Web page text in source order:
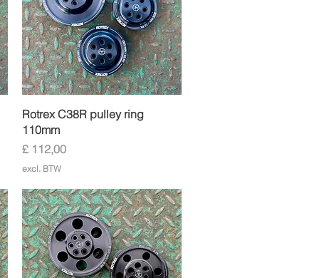
Snel overzicht
Rotrex C38R pulley ring
110mm
Prijs
£ 112,00
excl. BTW